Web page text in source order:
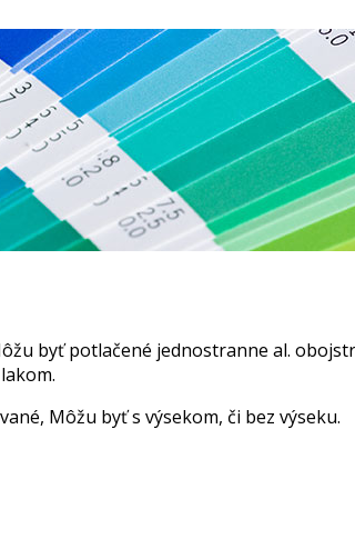
byť potlačené jednostranne al.
Môžu byť s výsekom, či bez výseku.